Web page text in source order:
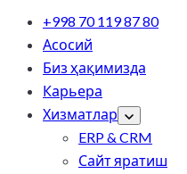
+998 70 119 87 80
Асосий
Биз ҳақимизда
Карьера
Хизматлар
ERP & CRM
Сайт яратиш